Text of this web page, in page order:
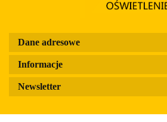
Dane adresowe
Informacje
Newsletter